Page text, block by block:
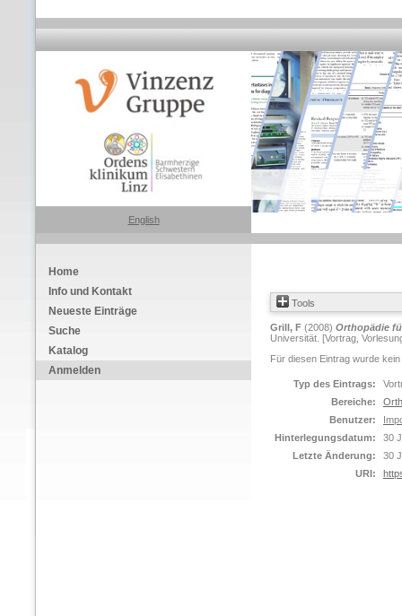
English
Home
Info und Kontakt
Neueste Einträge
Suche
Katalog
Anmelden
Tools
Grill, F (2008) Orthopädie
Universität. [Vortrag,
Für diesen Eintrag wurde
Typ des Eintrags:
Bereiche:
Benutzer:
Hinterlegungsdatum:
30
Letzte Änderung:
30
URI: